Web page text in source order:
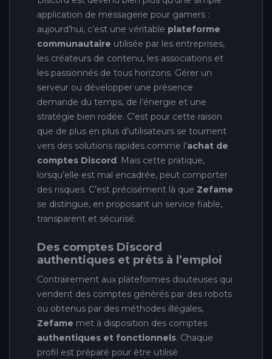
application de messagerie pour gamers :
aujourd’hui, c’est une véritable plateforme
communautaire utilisée par les entreprises,
les créateurs de contenu, les associations et
les passionnés de tous horizons. Gérer un
serveur ou développer une présence
demande du temps, de l’énergie et une
stratégie bien rodée. C’est pour cette raison
que de plus en plus d’utilisateurs se tournent
vers des solutions rapides comme l’achat de
comptes Discord. Mais cette pratique,
lorsqu’elle est mal encadrée, peut comporter
des risques. C’est précisément là que Zefame
se distingue, en proposant un service fiable,
transparent et sécurisé.
Des comptes Discord
authentiques et prêts à l’emploi
Contrairement aux plateformes douteuses qui
vendent des comptes générés par des robots
ou obtenus par des méthodes illégales,
Zefame met à disposition des comptes
authentiques et fonctionnels. Chaque
profil est préparé pour être utilisé